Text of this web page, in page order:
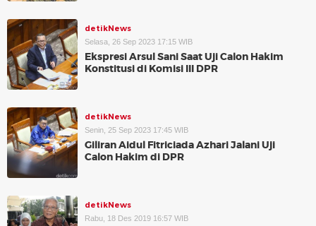
detikNews
Selasa, 26 Sep 2023 17:15 WIB
Ekspresi Arsul Sani Saat Uji Calon Hakim
Konstitusi di Komisi III DPR
detikNews
Senin, 25 Sep 2023 17:45 WIB
Giliran Aidul Fitriciada Azhari Jalani Uji
Calon Hakim di DPR
detikNews
Rabu, 18 Des 2019 16:57 WIB